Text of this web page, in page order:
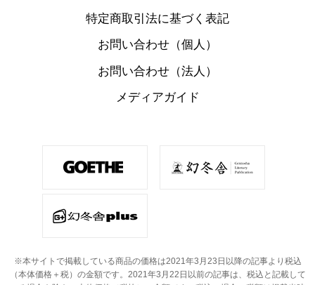
特定商取引法に基づく表記
お問い合わせ（個人）
お問い合わせ（法人）
メディアガイド
※本サイトで掲載している商品の価格は2021年3月23日以降の記事より税込
（本体価格＋税）の金額です。 2021年3月22日以前の記事は、税込と記載して